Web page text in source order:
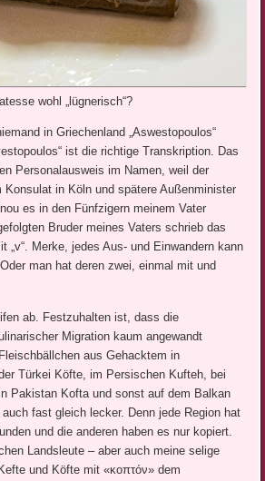
wohl „lügnerisch“?
in Griechenland „Aswestopoulos“
ist die richtige Transkription. Das
Personalausweis im Namen, weil der
Konsulat in Köln und spätere Außenminister
es in den Fünfzigern meinem Vater
Bruder meines Vaters schrieb das
„v“. Merke, jedes Aus- und Einwandern kann
man hat deren zwei, einmal mit und
ab. Festzuhalten ist, dass die
Migration kaum angewandt
aus Gehacktem in
Türkei Köfte, im Persischen Kufteh, bei
Pakistan Kofta und sonst auf dem Balkan
fast gleich lecker. Denn jede Region hat
und die anderen haben es nur kopiert.
Landsleute – aber auch meine selige
und Köfte mit «κοπτόν» dem